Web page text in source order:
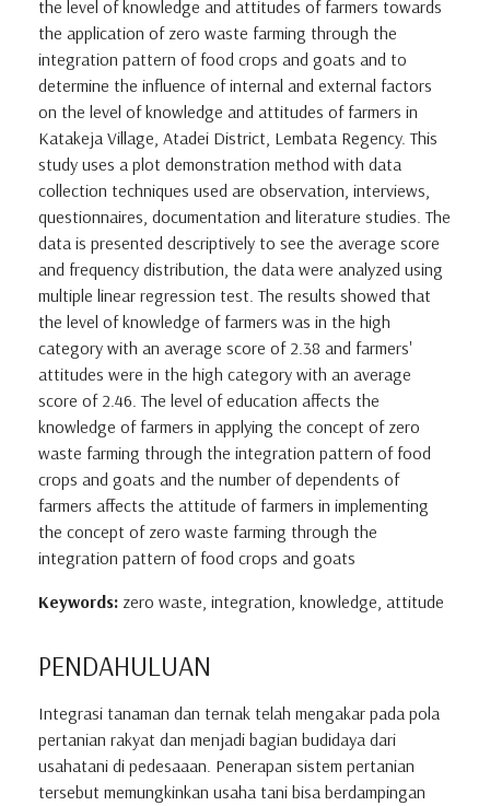
the level of knowledge and attitudes of farmers towards
the application of zero waste farming through the
integration pattern of food crops and goats and to
determine the influence of internal and external factors
on the level of knowledge and attitudes of farmers in
Katakeja Village, Atadei District, Lembata Regency. This
study uses a plot demonstration method with data
collection techniques used are observation, interviews,
questionnaires, documentation and literature studies. The
data is presented descriptively to see the average score
and frequency distribution, the data were analyzed using
multiple linear regression test. The results showed that
the level of knowledge of farmers was in the high
category with an average score of 2.38 and farmers'
attitudes were in the high category with an average
score of 2.46. The level of education affects the
knowledge of farmers in applying the concept of zero
waste farming through the integration pattern of food
crops and goats and the number of dependents of
farmers affects the attitude of farmers in implementing
the concept of zero waste farming through the
integration pattern of food crops and goats
Keywords: zero waste, integration, knowledge, attitude
PENDAHULUAN
Integrasi tanaman dan ternak telah mengakar pada pola
pertanian rakyat dan menjadi bagian budidaya dari
usahatani di pedesaaan. Penerapan sistem pertanian
tersebut memungkinkan usaha tani bisa berdampingan